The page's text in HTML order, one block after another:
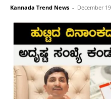
Kannada Trend News - December